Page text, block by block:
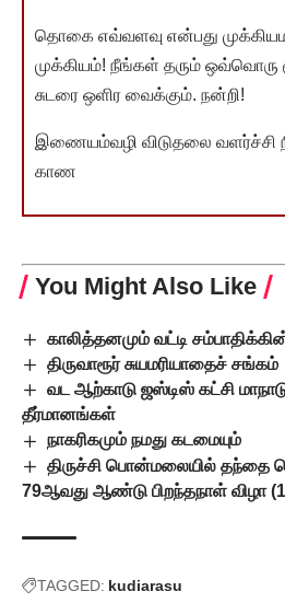
தொகை எவ்வளவு என்பது
முக்கியம்! நீங்கள் தரும் ஒவ்வொரு
சுடரை ஒளிர வைக்கும். நன்றி!
இணையம்வழி விடுதலை வளர்ச்சி
காண
You Might Also Like
காலித்தனமும் வட்டி
திருவாரூர் சுயமரியாதைச் சங்கம்
வட ஆற்காடு ஜஸ்டிஸ் கட்சி
தீர்மானங்கள்
நாகரிகமும் நமது கடமையும்
திருச்சி பொன்மலையில் தந்தை
79ஆவது ஆண்டு பிறந்தநாள் விழா
TAGGED: kudiarasu